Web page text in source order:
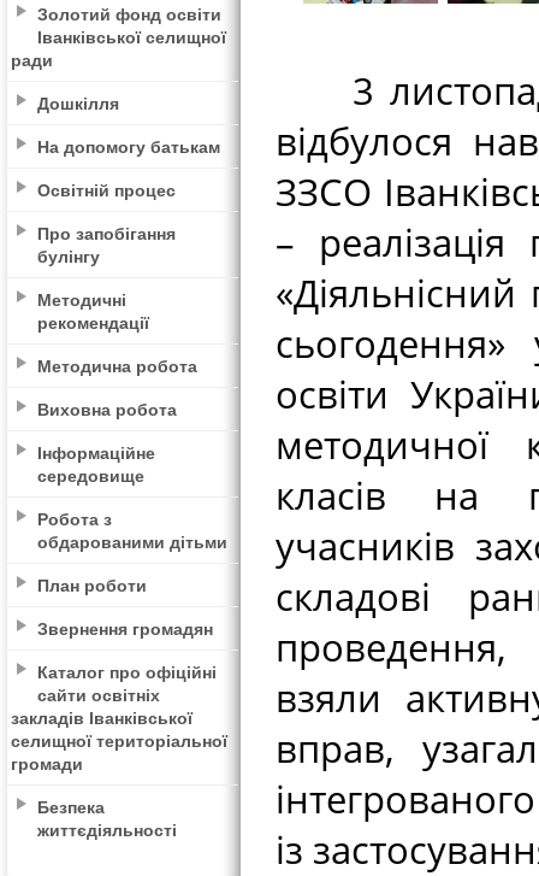
Золотий фонд освіти
Іванківської селищної
ради
Дошкілля
На допомогу батькам
Освітній процес
Про запобігання
булінгу
Методичні
рекомендації
Методична робота
Виховна робота
Інформаційне
середовище
Робота з
обдарованими дітьми
План роботи
Звернення громадян
Каталог про офіційні
сайти освітніх
закладів Іванківської
селищної територіальної
громади
Безпека
життєдіяльності
3
відбулося
ЗЗСО
– реалізація
«Діяльнісний
освіти
методичної
класів на
учасників
складові
взяли
вправ,
із